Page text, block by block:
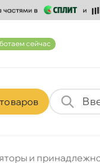
сейчас
товаро
и